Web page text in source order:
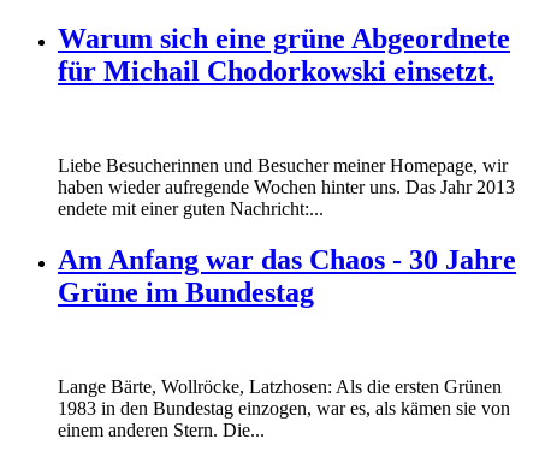
Warum sich eine grüne Abgeordnete
für Michail Chodorkowski einsetzt.
Liebe Besucherinnen und Besucher meiner Homepage, wir
haben wieder aufregende Wochen hinter uns. Das Jahr 2013
endete mit einer guten Nachricht:...
Am Anfang war das Chaos - 30 Jahre
Grüne im Bundestag
Lange Bärte, Wollröcke, Latzhosen: Als die ersten Grünen
1983 in den Bundestag einzogen, war es, als kämen sie von
einem anderen Stern. Die...